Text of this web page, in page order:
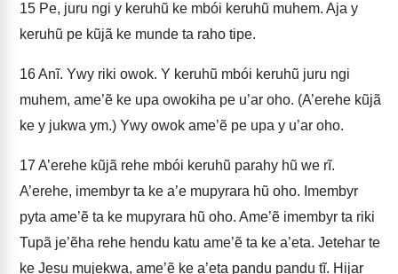
15 Pe, juru ngi y keruhũ ke mbói keruhũ muhem. Aja y
keruhũ pe kũjã ke munde ta raho tipe.
16Anĩ. Ywy riki owok. Y keruhũ mbói keruhũ juru ngi
muhem, ame’ẽ ke upa owokiha pe u’ar oho. (A’erehe kũjã
ke y jukwa ym.) Ywy owok ame’ẽ pe upa y u’ar oho.
17 A’erehe kũjã rehe mbói keruhũ parahy hũ we rĩ.
A’erehe, imembyr ta ke a’e mupyrara hũ oho. Imembyr
pyta ame’ẽ ta ke mupyrara hũ oho. Ame’ẽ imembyr ta riki
Tupã je’ẽha rehe hendu katu ame’ẽ ta ke a’eta. Jetehar te
ke Jesu mujekwa, ame’ẽ ke a’eta pandu pandu tĩ. Hijar